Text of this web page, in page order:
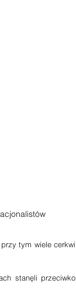
tym wiele cerkwi
stanęli przeciwko